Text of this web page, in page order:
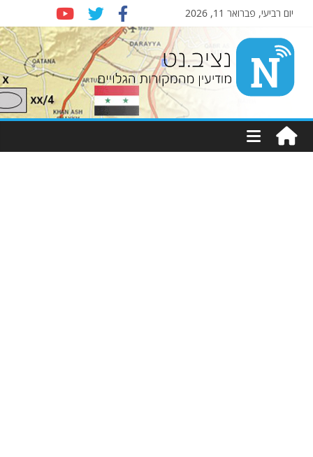
יום רביעי, פברואר 11, 2026
Nziv.net
מודיעין
מהמקורות